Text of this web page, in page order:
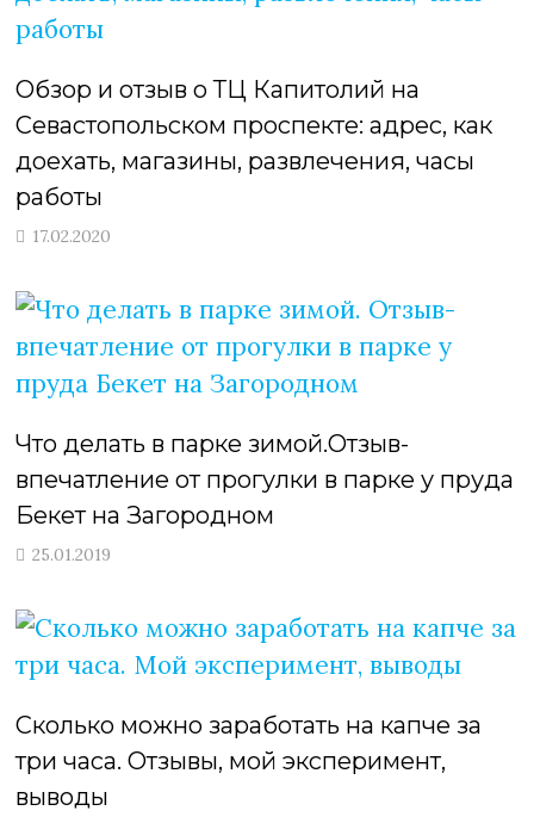
Обзор и отзыв о ТЦ Капитолий на
Севастопольском проспекте: адрес, как
доехать, магазины, развлечения, часы
работы
17.02.2020
Что делать в парке зимой.Отзыв-
впечатление от прогулки в парке у пруда
Бекет на Загородном
25.01.2019
Сколько можно заработать на капче за
три часа. Отзывы, мой эксперимент,
выводы